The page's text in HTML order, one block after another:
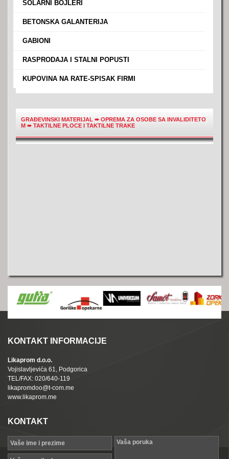
SOLARNI BOJLERI
BETONSKA GALANTERIJA
GABIONI
RASPRODAJA I STALNI POPUSTI
KUPOVINA NA RATE-SPISAK FIRMI
GRAĐEVINSKI MATERIJAL ➨OPREMA ZA OSOBE SA INVALIDITETO
M ➨TAKTILNE PLOCE I TAKTILNE TRAKE
KONTAKT INFORMACIJE
Likaprom d.o.o.
Vojislavljevića 61, Podgorica
TEL/FAX: 020/640-119
likapromdoo@t-com.me
www.likaprom.me
KONTAKT